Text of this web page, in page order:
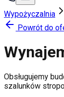
Wypożyczalnia
Powrót do
Obsługujemy
szalunków